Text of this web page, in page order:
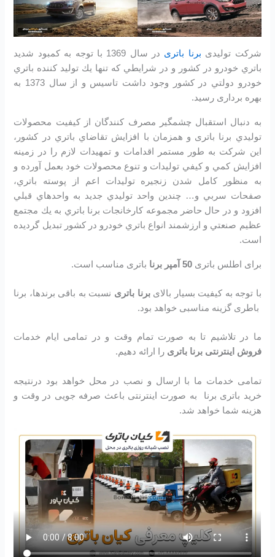
شرکت تولیدی برنا باتری
در سال 1369 با توجه به كمبود شديد
باتري خودرو در كشور و در شرايطي كه تنها يك توليد كننده باتري
خودرو دولتي در كشور وجود داشت تاسیس و از سال 1373 به
بهره برداری رسید.
به دنبال استقبال چشمگير مصرف كنندگان از كيفيت محصولات
توليدي برنا باتری و همزمان با افزايش تقاضاي باتري در كشور،
اين شرکت به طور مستمر اقدامات و تمهيدات لازم را در زمينه
افزايش كمي و كيفي توليدات و تنوع محصولات خود بعمل آورده و
به منظور كامل شدن زنجيره توليدات اعم از پوسته باتري،
صفحات سربي و… چندين واحد توليدي جديد به واحدهاي قبلي
افزود و در حال حاضر مجموعه كارخانجات برنا باتري به يك مجتمع
عظيم صنعتي و ارزشمند انواع باتري خودرو در کشور تبديل گرديده
است.
برای اطلس باتری50 آمپر برنا باتری مناسب است.
با توجه به کیفیت بسیار بالایبرنا باتری نسبت به باقی برندها، برنا
باطری گزینه مناسبی خواهد بود.
ما در تلاشیم تا به صورت تمام وقت و در تمامی ایام خدمات
فروش اینترنتی برنا باتری را ارائه دهیم.
تمامی خدمات ما با ارسال و نصب در محل خواهد بود درنتیجه
خرید باتری برنا به صورت اینترنتی باعث صرفه جویی در وقت و
هزینه شما خواهد شد.